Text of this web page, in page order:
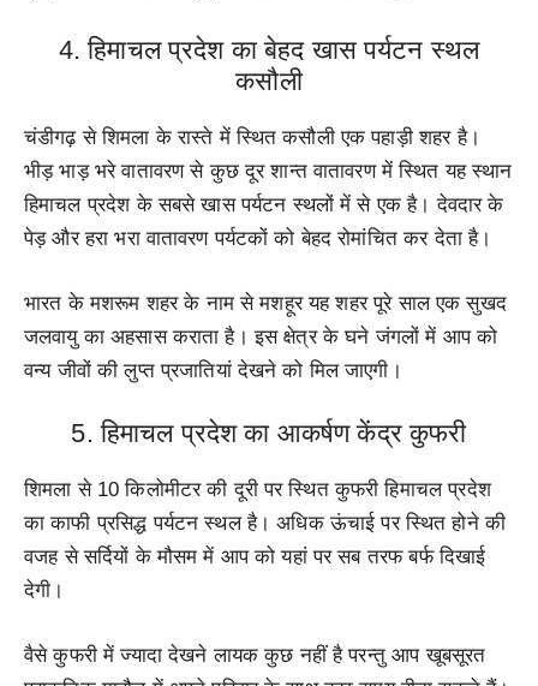
4. हिमाचल प्रदेश का बेहद खास पर्यटन स्थल
कसौली
चंडीगढ़ से शिमला के रास्ते में स्थित कसौली एक पहाड़ी शहर है।
भीड़ भाड़ भरे वातावरण से कुछ दूर शान्त वातावरण में स्थित यह स्थान
हिमाचल प्रदेश के सबसे खास पर्यटन स्थलों में से एक है। देवदार के
पेड़ और हरा भरा वातावरण पर्यटकों को बेहद रोमांचित कर देता है।
भारत के मशरूम शहर के नाम से मशहूर यह शहर पूरे साल एक सुखद
जलवायु का अहसास कराता है। इस क्षेत्र के घने जंगलों में आप को
वन्य जीवों की लुप्त प्रजातियां देखने को मिल जाएगी।
5. हिमाचल प्रदेश का आकर्षण केंद्र कुफरी
शिमला से 10 किलोमीटर की दूरी पर स्थित कुफरी हिमाचल प्रदेश
का काफी प्रसिद्ध पर्यटन स्थल है। अधिक ऊंचाई पर स्थित होने की
वजह से सर्दियों के मौसम में आप को यहां पर सब तरफ बर्फ दिखाई
देगी।
वैसे कुफरी में ज्यादा देखने लायक कुछ नहीं है परन्तु आप खूबसूरत